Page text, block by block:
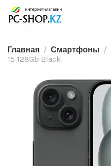
Главная Смартфоны
15 128Gb Black